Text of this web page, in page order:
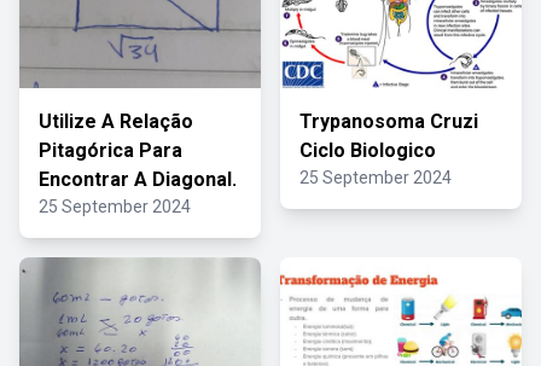
Utilize A Relação
Pitagórica Para
Encontrar A Diagonal.
25 September 2024
Trypanosoma Cruzi
Ciclo Biologico
25 September 2024